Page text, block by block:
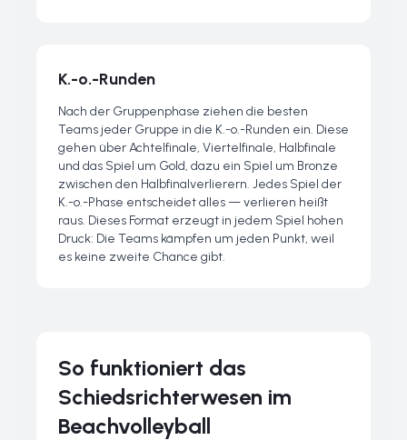
K.-o.-Runden
Nach der Gruppenphase ziehen die besten
Teams jeder Gruppe in die K.-o.-Runden ein. Diese
gehen über Achtelfinale, Viertelfinale, Halbfinale
und das Spiel um Gold, dazu ein Spiel um Bronze
zwischen den Halbfinalverlierern. Jedes Spiel der
K.-o.-Phase entscheidet alles — verlieren heißt
raus. Dieses Format erzeugt in jedem Spiel hohen
Druck: Die Teams kämpfen um jeden Punkt, weil
es keine zweite Chance gibt.
So funktioniert das
Schiedsrichterwesen im
Beachvolleyball